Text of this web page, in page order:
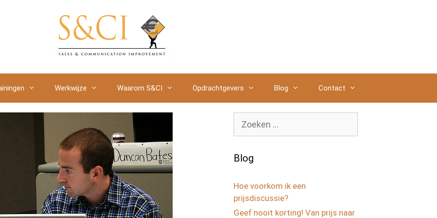
Werkwijze Waarom S&CI Opdrachtgevers Blog Contact
naar:
Blog
Hoe voorkom ik een
prijsdiscussie?
Geef nooit korting! Van prijs naar